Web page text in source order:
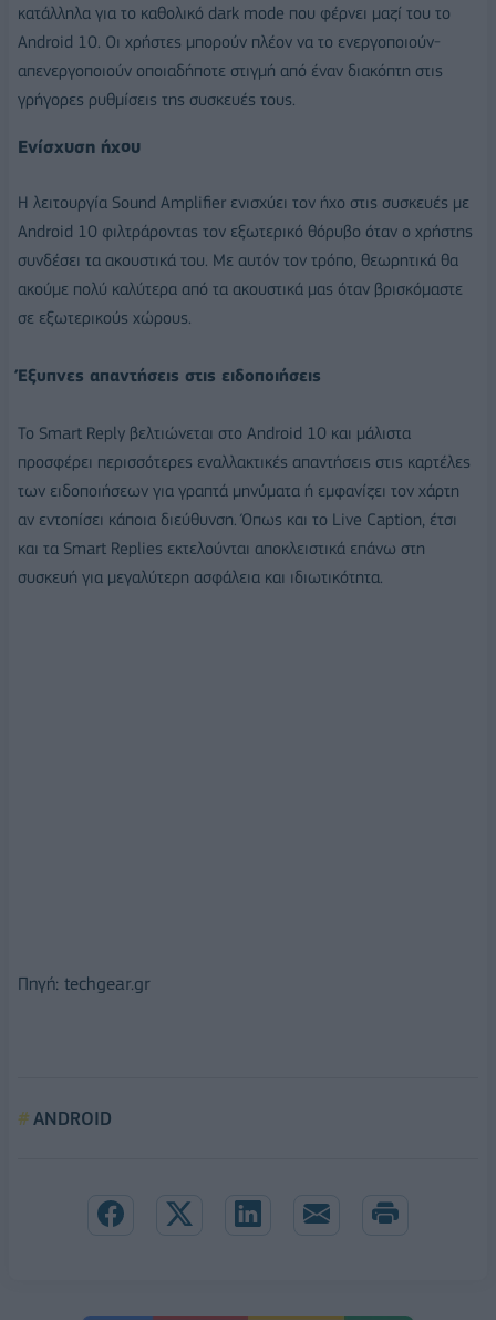
κατάλληλα για το καθολικό dark mode που φέρνει μαζί του το
Android 10. Οι χρήστες μπορούν πλέον να το ενεργοποιούν-
απενεργοποιούν οποιαδήποτε στιγμή από έναν διακόπτη στις
γρήγορες ρυθμίσεις της συσκευές τους.
Ενίσχυση ήχου
Η λειτουργία Sound Amplifier ενισχύει τον ήχο στις συσκευές με
Android 10 φιλτράροντας τον εξωτερικό θόρυβο όταν ο χρήστης
συνδέσει τα ακουστικά του. Με αυτόν τον τρόπο, θεωρητικά θα
ακούμε πολύ καλύτερα από τα ακουστικά μας όταν βρισκόμαστε
σε εξωτερικούς χώρους.
Έξυπνες απαντήσεις στις ειδοποιήσεις
Το Smart Reply βελτιώνεται στο Android 10 και μάλιστα
προσφέρει περισσότερες εναλλακτικές απαντήσεις στις καρτέλες
των ειδοποιήσεων για γραπτά μηνύματα ή εμφανίζει τον χάρτη
αν εντοπίσει κάποια διεύθυνση. Όπως και το Live Caption, έτσι
και τα Smart Replies εκτελούνται αποκλειστικά επάνω στη
συσκευή για μεγαλύτερη ασφάλεια και ιδιωτικότητα.
Πηγή: techgear.gr
ANDROID